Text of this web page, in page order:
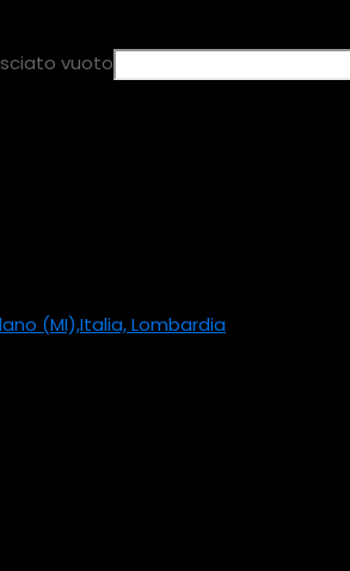
vuoto
(MI),Italia, Lombardia